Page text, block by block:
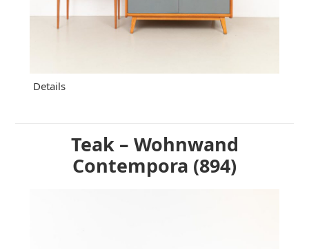
Details
Teak – Wohnwand
Contempora (894)